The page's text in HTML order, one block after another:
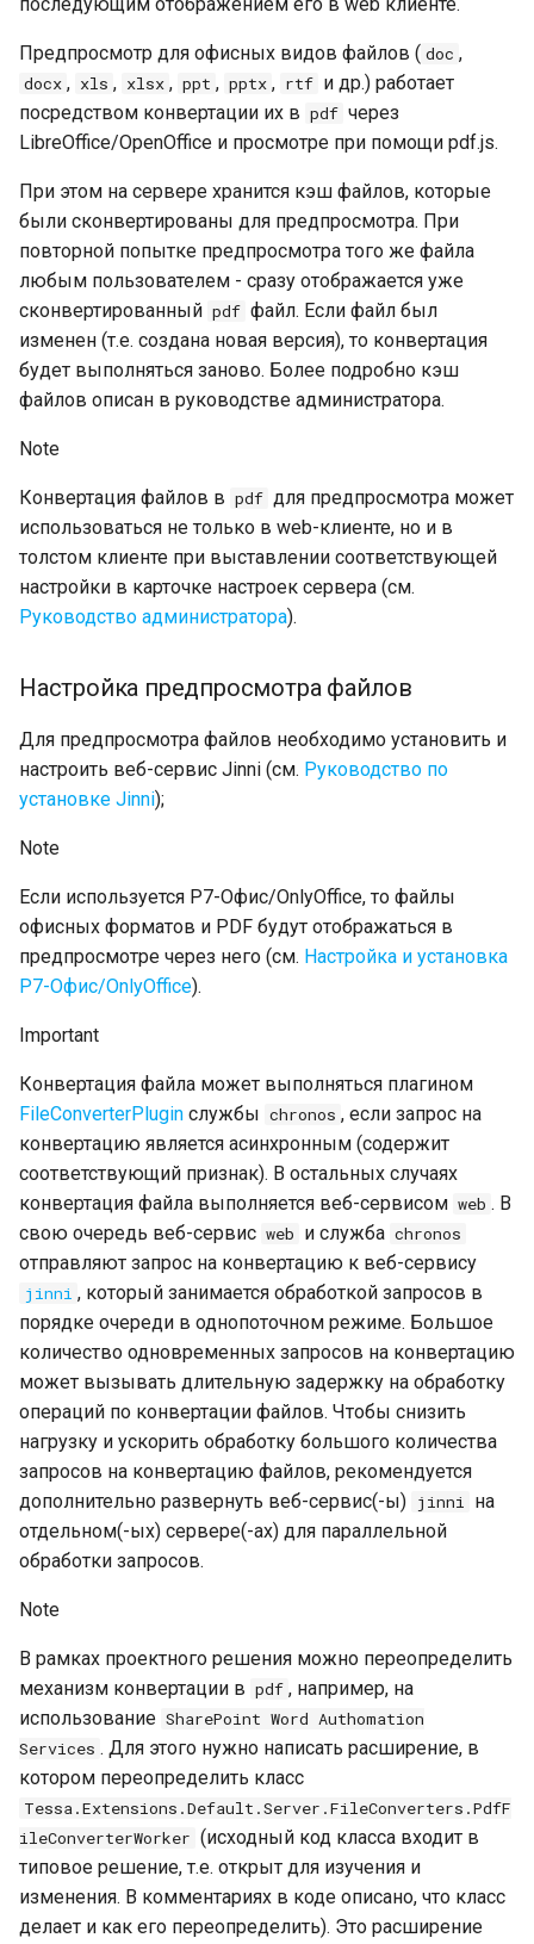
совещаний
Типовой процесс
задач
Потоковый ввод
Поиск документов в
решении
Справочник контрагентов
Отчёты
Мобильное приложение
TESSA Assistant
подписи
Р7-Офис / OnlyOffice
Обработка фоновых операций
Создание/Редактирование тем
оформления и настройка
фоновых изображений
Функциональные роли заданий
Подсистема ACL
Работа со справочниками
Токены доступа
Особенности работы TESSA в
Описание пользовательского
рабочего места Tessa Admin
Раздел "Схема"
Раздел "Карточки"
Раздел "Рабочие места"
Раздел "Локализация"
Секция DocumentCommonInfo
Консольная
административная утилита
Использование Hashicorp Vault
для хранения логинов и
паролей в строках
подключения
Веб-сервис webbi
Мобильное приложение
OAuth и OpenID Connect
Настройка конфигурации
Проверка аутентификации
Алгоритм поиска и создания
сотрудника
Сопоставление полей
карточки и утверждений
Установка Deski
Установка TESSA Assistant
Основные настройки
Описание механизма
Создание доверенного
сертификата
Часто решаемые задачи
API для работы с
полей карточек
Создание контроллера веб-
сервиса на основе API
Предпросмотр для офисных видов файлов ( doc ,
docx , xls , xlsx , ppt , pptx , rtf и др.) работает
посредством конвертации их в pdf через
LibreOffice/OpenOffice и просмотре при помощи pdf.js.
При этом на сервере хранится кэш файлов, которые
были сконвертированы для предпросмотра. При
повторной попытке предпросмотра того же файла
любым пользователем - сразу отображается уже
сконвертированный pdf файл. Если файл был
изменен (т.е. создана новая версия), то конвертация
будет выполняться заново. Более подробно кэш
файлов описан в руководстве администратора.
Note
Конвертация файлов в pdf для предпросмотра может
использоваться не только в web-клиенте, но и в
толстом клиенте при выставлении соответствующей
настройки в карточке настроек сервера (см.
Руководство администратора).
Настройка предпросмотра файлов
Для предпросмотра файлов необходимо установить и
настроить веб-сервис Jinni (см. Руководство по
установке Jinni);
Note
Если используется Р7-Офис/OnlyOffice, то файлы
офисных форматов и PDF будут отображаться в
предпросмотре через него (см. Настройка и установка
Р7-Офис/OnlyOffice).
Important
Конвертация файла может выполняться плагином
FileConverterPlugin службы chronos , если запрос на
конвертацию является асинхронным (содержит
соответствующий признак). В остальных случаях
конвертация файла выполняется веб-сервисом web . В
свою очередь веб-сервис web и служба chronos
отправляют запрос на конвертацию к веб-сервису
jinni , который занимается обработкой запросов в
порядке очереди в однопоточном режиме. Большое
количество одновременных запросов на конвертацию
может вызывать длительную задержку на обработку
операций по конвертации файлов. Чтобы снизить
нагрузку и ускорить обработку большого количества
запросов на конвертацию файлов, рекомендуется
дополнительно развернуть веб-сервис(-ы) jinni на
отдельном(-ых) сервере(-ах) для параллельной
обработки запросов.
Note
В рамках проектного решения можно переопределить
механизм конвертации в pdf , например, на
использование SharePoint Word Authomation
Services . Для этого нужно написать расширение, в
котором переопределить класс
Tessa.Extensions.Default.Server.FileConverters.PdfF
ileConverterWorker (исходный код класса входит в
типовое решение, т.е. открыт для изучения и
изменения. В комментариях в коде описано, что класс
делает и как его переопределить). Это расширение